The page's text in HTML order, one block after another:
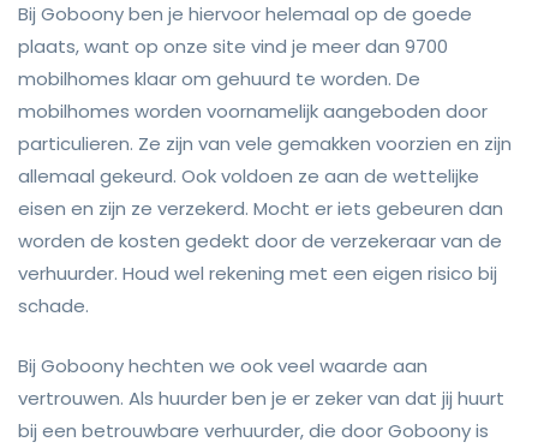
Bij Goboony ben je hiervoor helemaal op de goede
plaats, want op onze site vind je meer dan 9700
mobilhomes klaar om gehuurd te worden. De
mobilhomes worden voornamelijk aangeboden door
particulieren. Ze zijn van vele gemakken voorzien en zijn
allemaal gekeurd. Ook voldoen ze aan de wettelijke
eisen en zijn ze verzekerd. Mocht er iets gebeuren dan
worden de kosten gedekt door de verzekeraar van de
verhuurder. Houd wel rekening met een eigen risico bij
schade.
Bij Goboony hechten we ook veel waarde aan
vertrouwen. Als huurder ben je er zeker van dat jij huurt
bij een betrouwbare verhuurder, die door Goboony is